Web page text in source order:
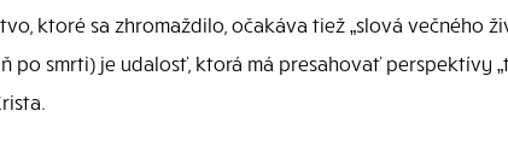
ktoré sa zhromaždilo, očakáva tiež „slová večného
po smrti) je udalosť, ktorá má presahovať perspektívy